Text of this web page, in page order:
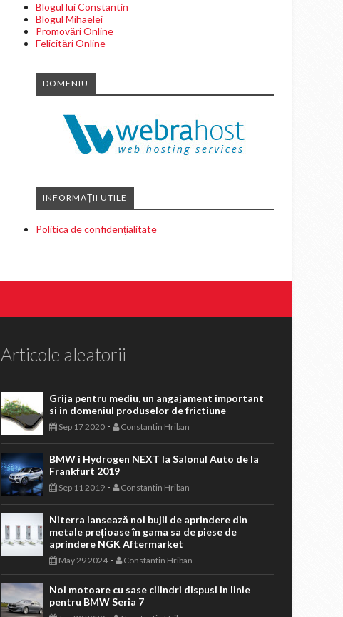
Blogul lui Constantin
Blogul Mihaelei
Promovări Online
Felicitări Online
DOMENIU
INFORMAȚII UTILE
Politica de confidențialitate
Articole aleatorii
Grija pentru mediu, un angajament important
si in domeniul produselor de frictiune
Sep 17 2020- Constantin Hriban
BMW i Hydrogen NEXT la Salonul Auto de la
Frankfurt 2019
Sep 11 2019- Constantin Hriban
Niterra lansează noi bujii de aprindere din
metale prețioase în gama sa de piese de
aprindere NGK Aftermarket
May 29 2024- Constantin Hriban
Noi motoare cu sase cilindri dispusi in linie
pentru BMW Seria 7